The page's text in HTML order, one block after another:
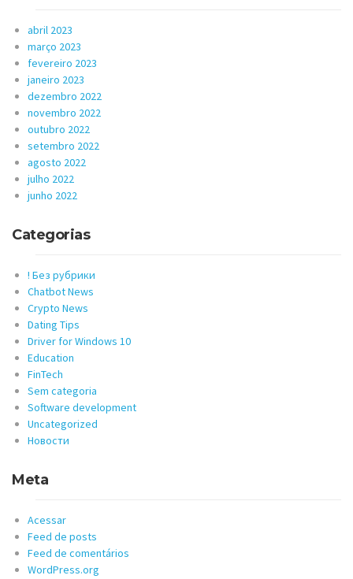
abril 2023
março 2023
fevereiro 2023
janeiro 2023
dezembro 2022
novembro 2022
outubro 2022
setembro 2022
agosto 2022
julho 2022
junho 2022
Categorias
! Без рубрики
Chatbot News
Crypto News
Dating Tips
Driver for Windows 10
Education
FinTech
Sem categoria
Software development
Uncategorized
Новости
Meta
Acessar
Feed de posts
Feed de comentários
WordPress.org